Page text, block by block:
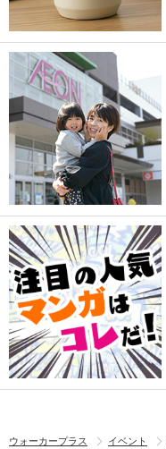
ウォーカープラス イベント